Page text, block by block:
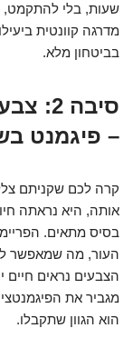
שעות, בלי להתקמט,
מדרגה קוונטית
בביטחון מלא.
סיבה
– פיגמנט
קרה לכם שקניתם
אותה, היא נראתה
בסיס מתאים.
העור, מה שמאפשר
הצבעים נראים חיים
מגביר את
הוא הגוון שתקבלו.